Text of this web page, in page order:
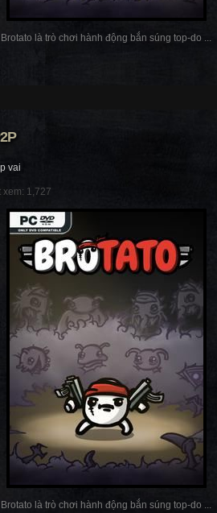
Brotato là trò chơi hành động bắn súng top-do ...
vai
xem: 1,727
Brotato là trò chơi hành động bắn súng top-do ...